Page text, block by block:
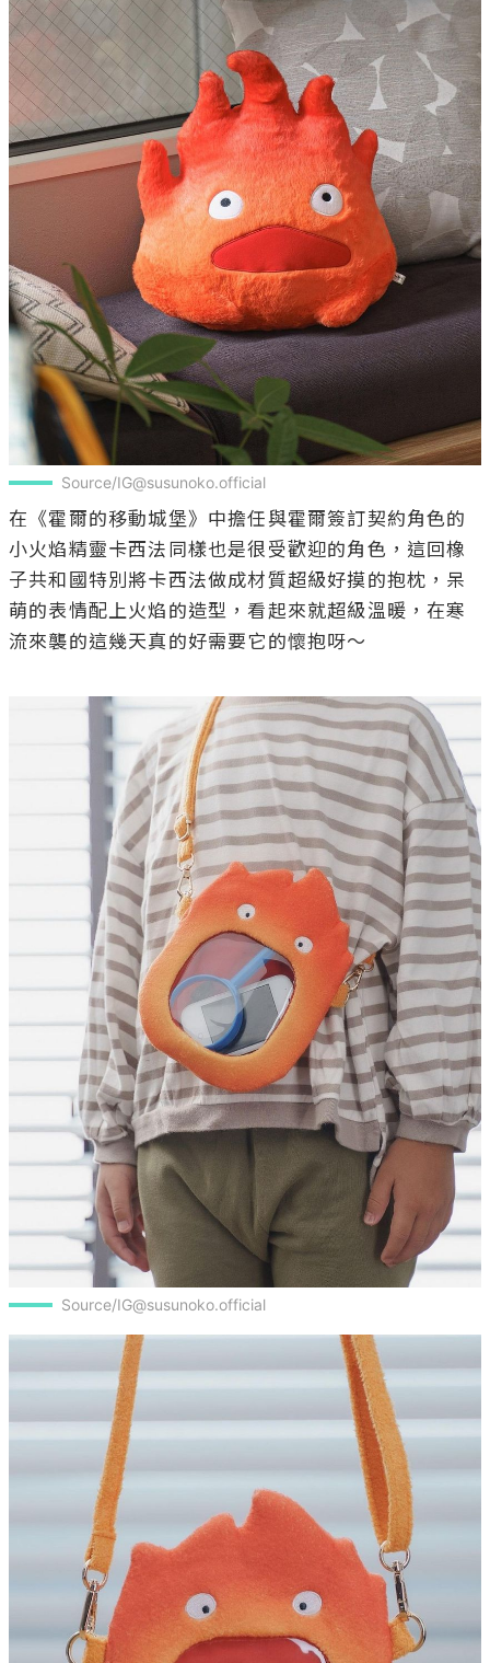
Source/IG@susunoko.official
在《霍爾的移動城堡》中擔任與霍爾簽訂契約角色的
小火焰精靈卡西法同樣也是很受歡迎的角色，這回橡
子共和國特別將卡西法做成材質超級好摸的抱枕，呆
萌的表情配上火焰的造型，看起來就超級溫暖，在寒
流來襲的這幾天真的好需要它的懷抱呀～
Source/IG@susunoko.official